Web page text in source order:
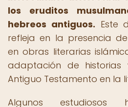
los eruditos
hebreos antiguos. Este
refleja en la presencia
en obras literarias
adaptación de historias
Antiguo Testamento en la
Algunos estudiosos